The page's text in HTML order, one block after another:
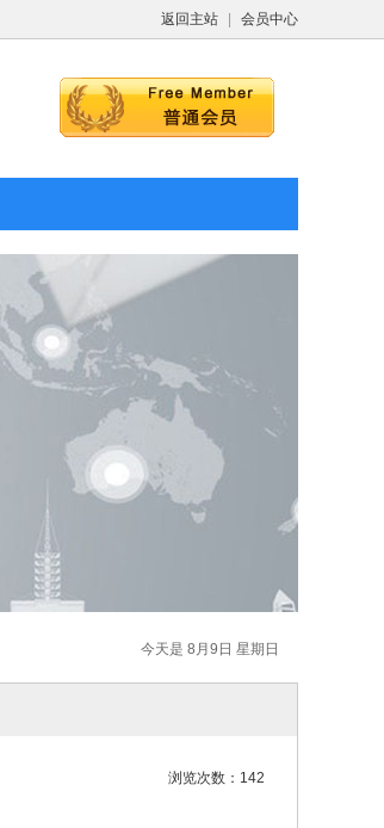
返回主站 会员中心
今天是 8月9日 星期日
浏览次数：142